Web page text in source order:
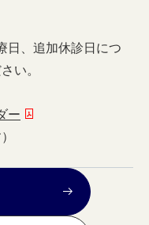
日、追加休診日につ
い。
ー